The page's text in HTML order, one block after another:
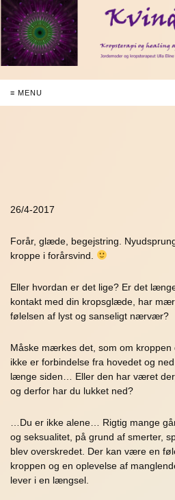
≡ MENU
26/4-2017
Forår, glæde, begejstring.
kroppe i forårsvind.
Eller hvordan er det lige? Er det
kontakt med din kropsglæde, har
følelsen af lyst og sanseligt nærvær?
Måske mærkes det, som om
ikke er forbindelse fra hovedet og
længe siden… Eller den har været
og derfor har du lukket ned?
…Du er ikke alene… Rigtig mange
og seksualitet, på grund af smerter,
blev overskredet. Der kan være en
kroppen og en oplevelse af
lever i en længsel.